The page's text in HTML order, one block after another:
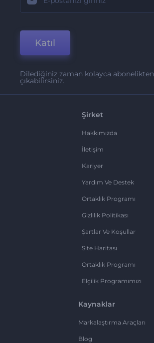
Katıl
Dilediğiniz zaman kolayca abonelikten
çıkabilirsiniz.
Şirket
Hakkımızda
İletişim
Kariyer
Yardım Ve Destek
Ortaklık Programı
Gizlilik Politikası
Şartlar Ve Koşullar
Site Haritası
Ortaklık Programı
Elçilik Programımızı
Kaynaklar
Markalaştırma Araçları
Blog